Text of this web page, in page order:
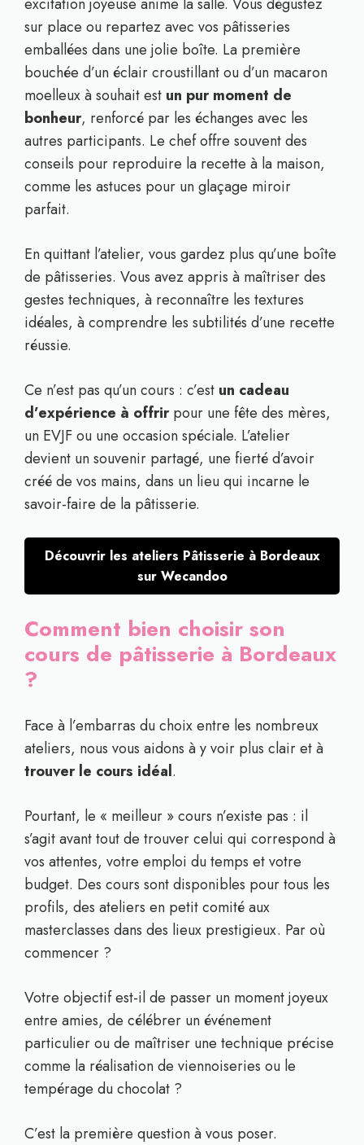
sur place ou repartez avec vos pâtisseries
emballées dans une jolie boîte. La première
bouchée d’un éclair croustillant ou d’un macaron
moelleux à souhait est un pur moment de
bonheur, renforcé par les échanges avec les
autres participants. Le chef offre souvent des
conseils pour reproduire la recette à la maison,
comme les astuces pour un glaçage miroir
parfait.
En quittant l’atelier, vous gardez plus qu’une boîte
de pâtisseries. Vous avez appris à maîtriser des
gestes techniques, à reconnaître les textures
idéales, à comprendre les subtilités d’une recette
réussie.
Ce n’est pas qu’un cours : c’est un cadeau
d’expérience à offrirpour une fête des mères,
un EVJF ou une occasion spéciale. L’atelier
devient un souvenir partagé, une fierté d’avoir
créé de vos mains, dans un lieu qui incarne le
savoir-faire de la pâtisserie.
Découvrir les ateliers Pâtisserie à Bordeaux
sur Wecandoo
Comment bien choisir son
cours de pâtisserie à Bordeaux
?
Face à l’embarras du choix entre les nombreux
ateliers, nous vous aidons à y voir plus clair et à
trouver le cours idéal.
Pourtant, le « meilleur » cours n’existe pas : il
s’agit avant tout de trouver celui qui correspond à
vos attentes, votre emploi du temps et votre
budget. Des cours sont disponibles pour tous les
profils, des ateliers en petit comité aux
masterclasses dans des lieux prestigieux. Par où
commencer ?
Votre objectif est-il de passer un moment joyeux
entre amies, de célébrer un événement
particulier ou de maîtriser une technique précise
comme la réalisation de viennoiseries ou le
tempérage du chocolat ?
C’est la première question à vous poser.